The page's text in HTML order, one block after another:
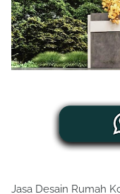
Jasa Desain Rumah